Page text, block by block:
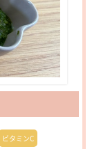
ビタミンC